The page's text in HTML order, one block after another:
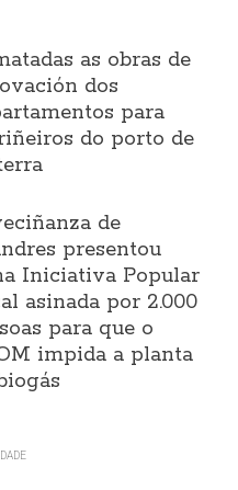
as obras de
dos
para
do porto de
de
presentou
Iniciativa Popular
asinada por 2.000
para que o
impida a planta